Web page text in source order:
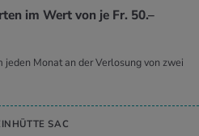
im Wert von je Fr. 50.–
Monat an der Verlosung von zwei
SAC